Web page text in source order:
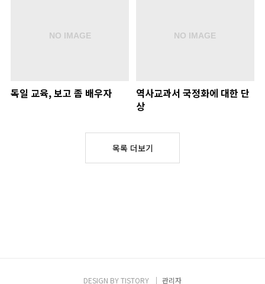
독일 교육, 보고 좀 배우자
역사교과서 국정화에 대한 단
상
목록 더보기
DESIGN BYTISTORY 관리자